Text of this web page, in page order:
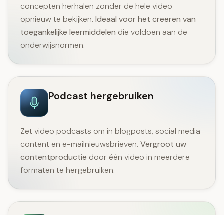
concepten herhalen zonder de hele video
opnieuw te bekijken. Ideaal voor het creëren van
toegankelijke leermiddelen die voldoen aan de
onderwijsnormen.
Podcast hergebruiken
Zet video podcasts om in blogposts, social media
content en e-mailnieuwsbrieven. Vergroot uw
contentproductie door één video in meerdere
formaten te hergebruiken.